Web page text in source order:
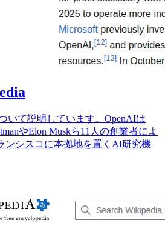
いて説明しています。OpenAIは
やElon Muskら11人の創業者によ
ンシスコに本拠地を置くAI研究機